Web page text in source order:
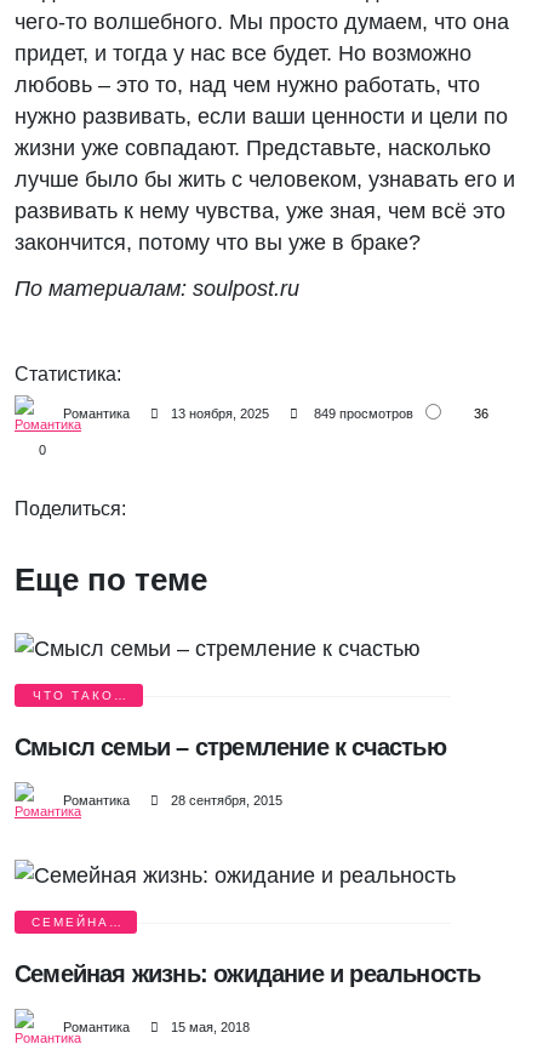
чего-то волшебного. Мы просто думаем, что она
придет, и тогда у нас все будет. Но возможно
любовь – это то, над чем нужно работать, что
нужно развивать, если ваши ценности и цели по
жизни уже совпадают. Представьте, насколько
лучше было бы жить с человеком, узнавать его и
развивать к нему чувства, уже зная, чем всё это
закончится, потому что вы уже в браке?
По материалам: soulpost.ru
Статистика:
Романтика 13 ноября, 2025 849 просмотров 36
0
Поделиться:
Еще по теме
ЧТО ТАКОЕ
Смысл семьи – стремление к счастью
Романтика 28 сентября, 2015
СЕМЕЙНАЯ
Семейная жизнь: ожидание и реальность
Романтика 15 мая, 2018